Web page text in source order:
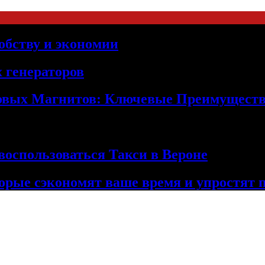
и экономии
Магнитов: Ключевые
Такси в Вероне
сэкономят ваше время и упростят